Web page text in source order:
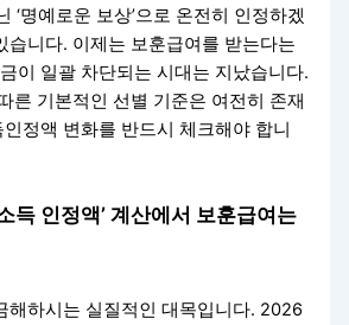
‘명예로운 보상’으로 온전히 인정하겠
습니다. 이제는 보훈급여를 받는다는
이 일괄 차단되는 시대는 지났습니다.
른 기본적인 선별 기준은 여전히 존재
정액 변화를 반드시 체크해야 합니
득 인정액’ 계산에서 보훈급여는
해하시는 실질적인 대목입니다. 2026